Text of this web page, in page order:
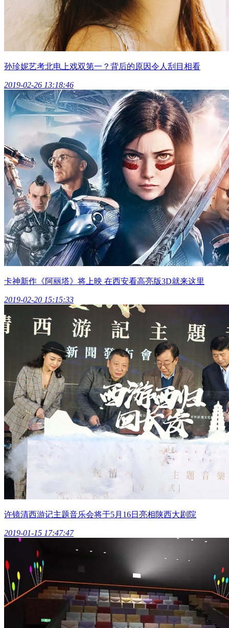
孙珍妮艺考北电上戏双第一？背后的原因令人刮目相看
2019-02-26 13:18:46
卡神新作《阿丽塔》将上映 在西安看高亮版3D就来这里
2019-02-20 15:15:33
许镜清西游记主题音乐会将于5月16日亮相陕西大剧院
2019-01-15 17:47:47